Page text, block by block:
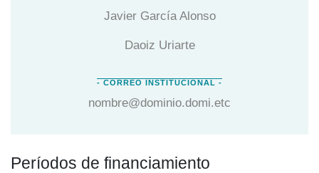
Javier García Alonso
Daoiz Uriarte
nombre@dominio.domi.etc
Períodos de financiamiento